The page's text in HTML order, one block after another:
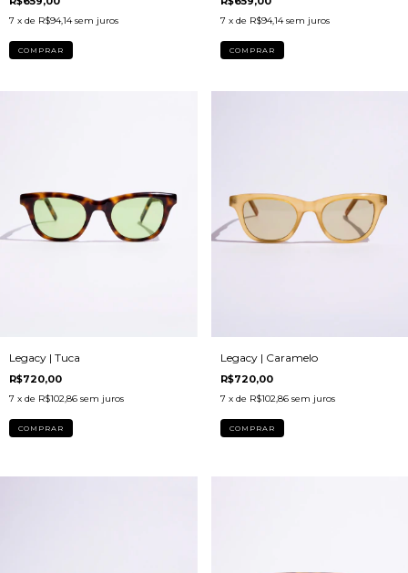
7 x de R$94,14 sem juros
COMPRAR
7 x de R$94,14 sem juros
COMPRAR
Legacy | Tuca
R$720,00
7 x de R$102,86 sem juros
Legacy | Caramelo
R$720,00
7 x de R$102,86 sem juros